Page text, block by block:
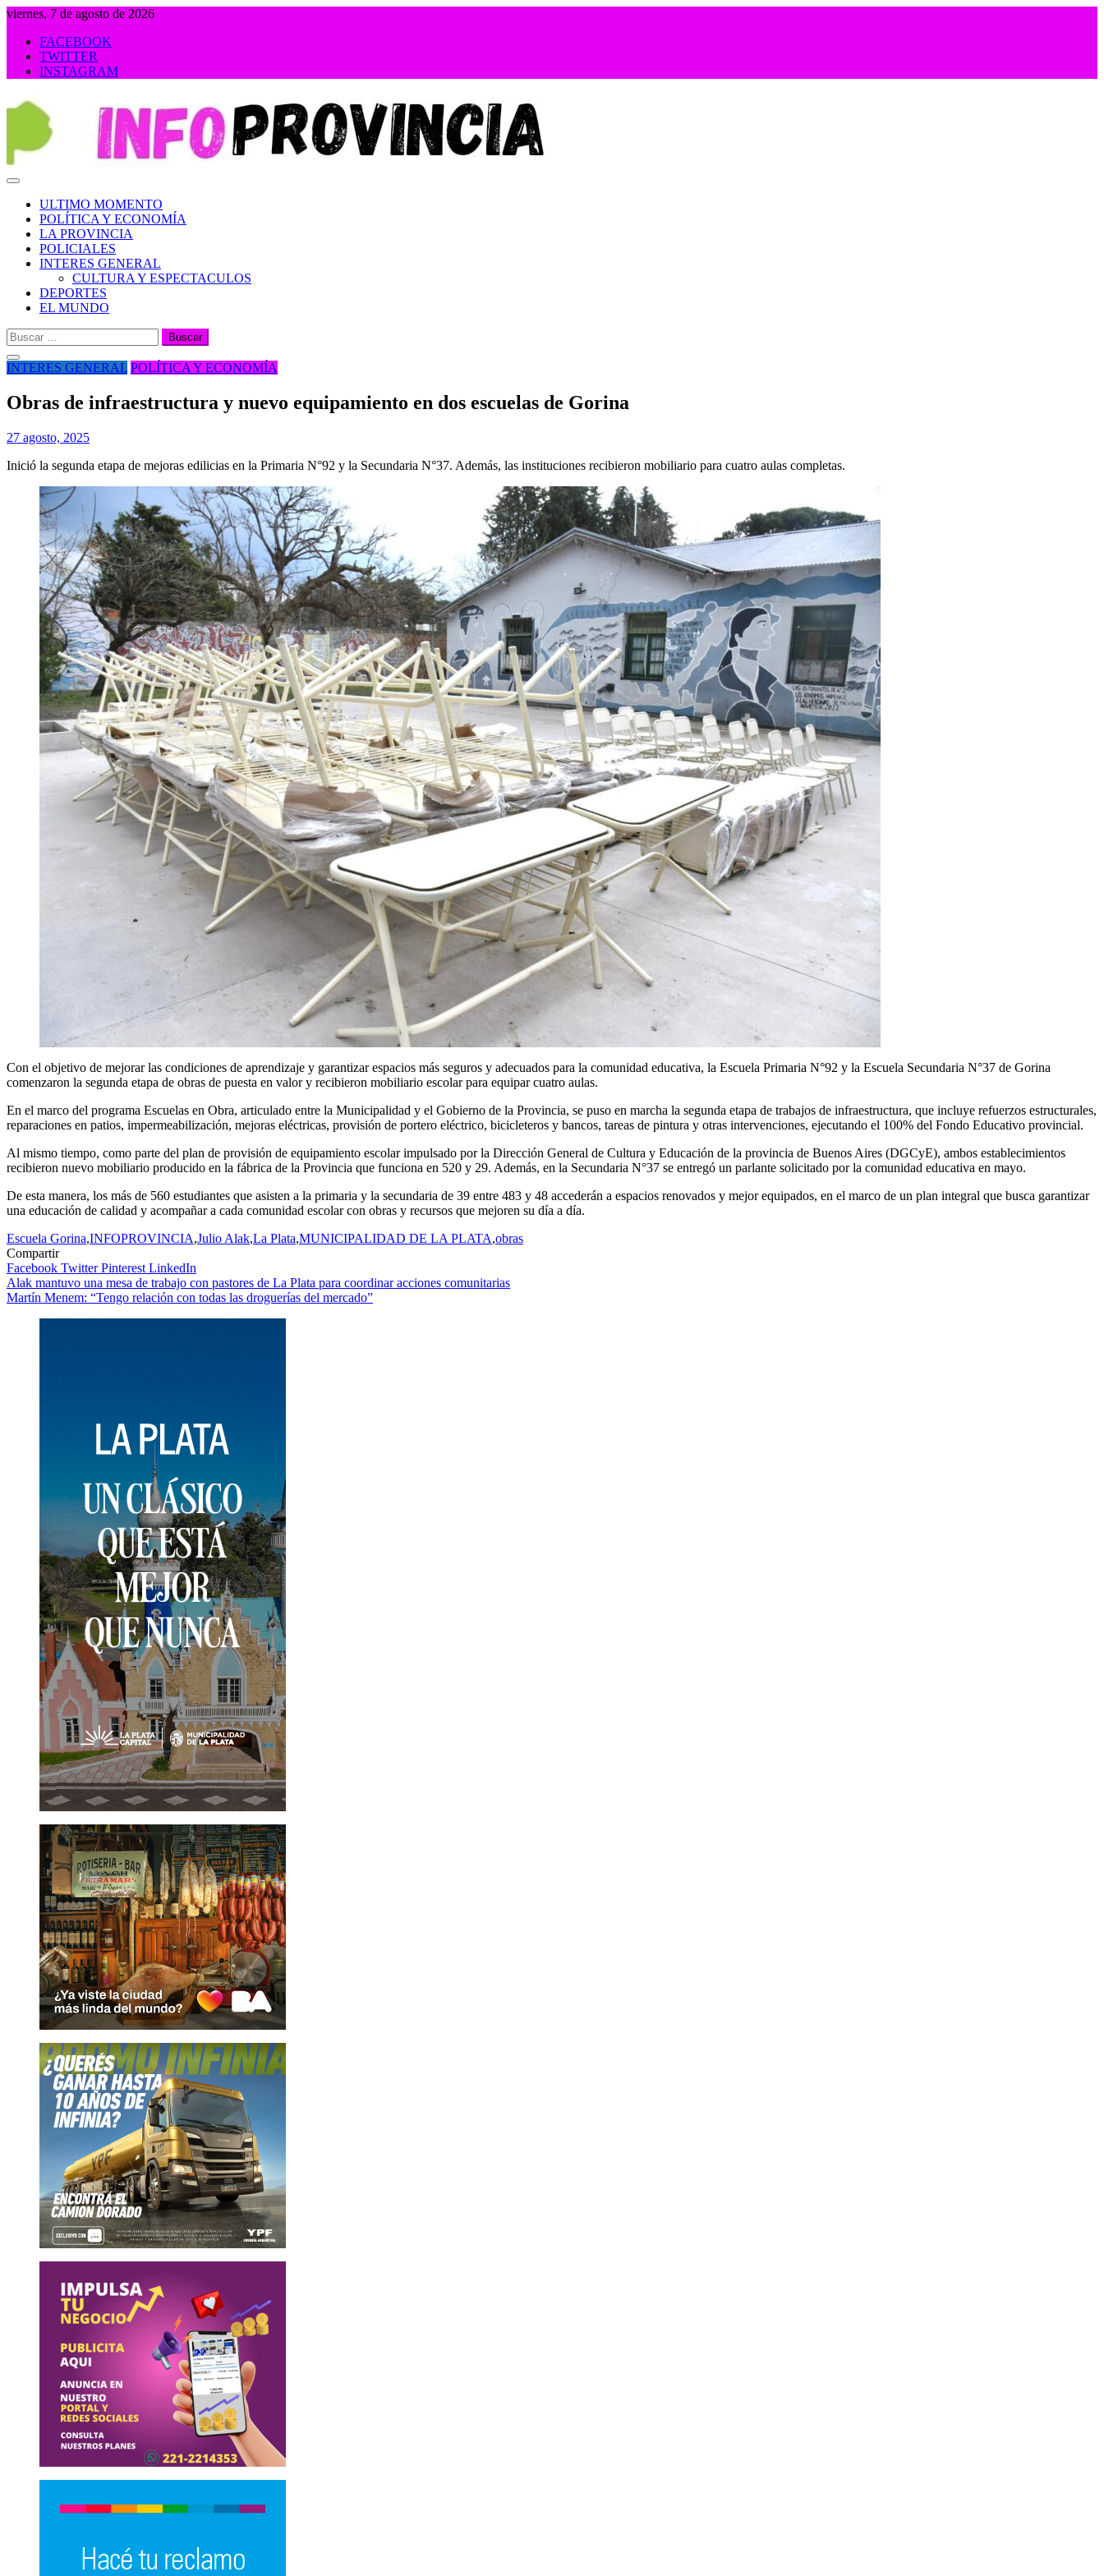
Saltar
contenido
viernes, 7 de agosto de 2026
FACEBOOK
TWITTER
INSTAGRAM
ULTIMO MOMENTO
POLÍTICA Y ECONOMÍA
LA PROVINCIA
POLICIALES
INTERES GENERAL
CULTURA Y ESPECTACULOS
DEPORTES
EL MUNDO
Buscar:
INTERES GENERAL POLÍTICA Y ECONOMÍA
Obras de infraestructura y nuevo equipamiento en dos escuelas de Gorina
27 agosto, 2025
Inició la segunda etapa de mejoras edilicias en la Primaria N°92 y la Secundaria N°37. Además, las instituciones recibieron mobiliario para cuatro aulas completas.
Con el objetivo de mejorar las condiciones de aprendizaje y garantizar espacios más seguros y adecuados para la comunidad educativa, la Escuela Primaria N°92 y la Escuela Secundaria N°37 de Gorina
comenzaron la segunda etapa de obras de puesta en valor y recibieron mobiliario escolar para equipar cuatro aulas.
En el marco del programa Escuelas en Obra, articulado entre la Municipalidad y el Gobierno de la Provincia, se puso en marcha la segunda etapa de trabajos de infraestructura, que incluye refuerzos estructurales,
reparaciones en patios, impermeabilización, mejoras eléctricas, provisión de portero eléctrico, bicicleteros y bancos, tareas de pintura y otras intervenciones, ejecutando el 100% del Fondo Educativo provincial.
Al mismo tiempo, como parte del plan de provisión de equipamiento escolar impulsado por la Dirección General de Cultura y Educación de la provincia de Buenos Aires (DGCyE), ambos establecimientos
recibieron nuevo mobiliario producido en la fábrica de la Provincia que funciona en 520 y 29. Además, en la Secundaria N°37 se entregó un parlante solicitado por la comunidad educativa en mayo.
De esta manera, los más de 560 estudiantes que asisten a la primaria y la secundaria de 39 entre 483 y 48 accederán a espacios renovados y mejor equipados, en el marco de un plan integral que busca garantizar
una educación de calidad y acompañar a cada comunidad escolar con obras y recursos que mejoren su día a día.
Escuela Gorina,INFOPROVINCIA,Julio Alak,La Plata,MUNICIPALIDAD DE LA PLATA,obras
Compartir
Facebook TwitterPinterest LinkedIn
Navegación
de
Alak mantuvo una mesa de trabajo con pastores de La Plata para coordinar acciones comunitarias
Martín Menem: “Tengo relación con todas las droguerías del mercado”